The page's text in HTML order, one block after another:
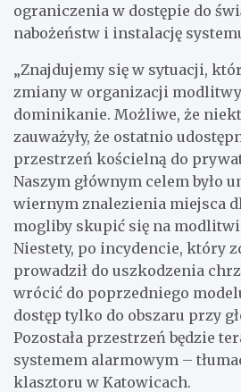
ograniczenia w dostępie do
nabożeństw i instalację
„Znajdujemy się w sytuacji,
zmiany w organizacji
dominikanie. Możliwe, że
zauważyły, że ostatnio
przestrzeń kościelną do
Naszym głównym celem było
wiernym znalezienia miejsca
mogliby skupić się na
Niestety, po incydencie, który
prowadził do uszkodzenia
wrócić do poprzedniego
dostęp tylko do obszaru przy
Pozostała przestrzeń będzie
systemem alarmowym –
klasztoru w Katowicach.